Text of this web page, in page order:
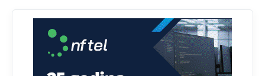
Prema podacima o informaciono-komunikacionim
tehnologijama, čak 33,4% domaćinstava u BiH uopšte
nema pristup računaru bilo koje vrste (desktop, laptop ili